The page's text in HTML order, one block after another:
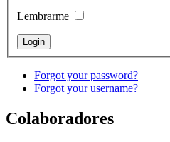
Lembrarme
Forgot your password?
Forgot your username?
Colaboradores